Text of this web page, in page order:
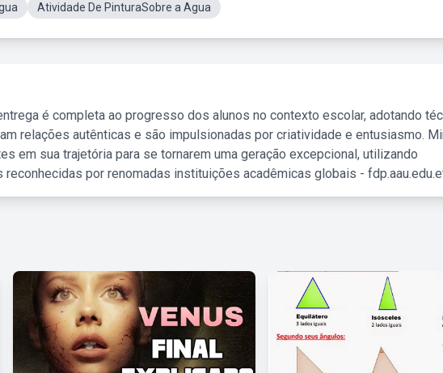
Atividade De PinturaSobre a Agua
é completa ao progresso dos alunos no contexto escolar, adotando
relações autênticas e são impulsionadas por criatividade e entusiasmo.
em sua trajetória para se tornarem uma geração excepcional, utilizando
por renomadas instituições acadêmicas globais -